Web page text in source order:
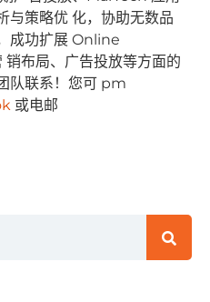
与策略优 化，协助⽆数品
成功扩展 Online
布局、⼴告投放等⽅⾯的
队联系！您可 pm
或电邮